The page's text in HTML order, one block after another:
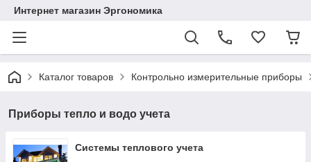
Интернет магазин Эргономика
Каталог товаров Контрольно измерительные приборы
Приборы тепло и водо учета
Системы теплового учета